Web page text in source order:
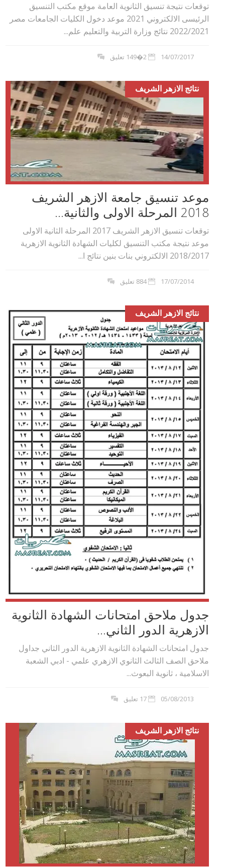
توقعات نتيجة تنسيق الثانوية العامة موقع مكتب التنسيق
الرئيسى الالكتروني 2021 موعد دخول الكليات الجامعات مصر
2022/2021 نتائج وزارة التربية والتعليم علم...
14/07/2017 2�149 تعليق
نتائج الازهر الشريف
موعد تنسيق جامعة الازهر الشريف
2018 المرحلة الاولى والثانية...
توقعات تنسيق الازهر الشريف 2017 المرحلة الثانية الاولى
موعد نتيجة مكتب التنسيق لكليات الشهادة الثانوية الازهرية
2018/2017 الالكتروني بنات بنين نتائج ا...
17/07/2014 884 تعليق
نتائج الازهر الشريف
جدول ملاحق امتحانات الشهادة الثانوية
الازهرية الدور الثاني...
جدول امتحانات الشهادة الثانوية الازهرية الدور الثاني جداول
ملاحق الصف الثالث الثانوي الازهري علمي - ادبي الشعبة
الاسلامية ، ثانوية البعوث...
05/08/2013 17 تعليق
نتائج الازهر الشريف